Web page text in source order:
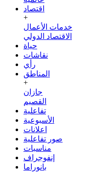
اقتصاد
+
خدمات الأعمال
الاقتصاد الدولي
حياة
نقاشات
رأي
المناطق
+
جازان
القصيم
تفاعلية
الأسبوعية
اعلانات
صور تفاعلية
مناسبات
إنفوجراف
بانوراما